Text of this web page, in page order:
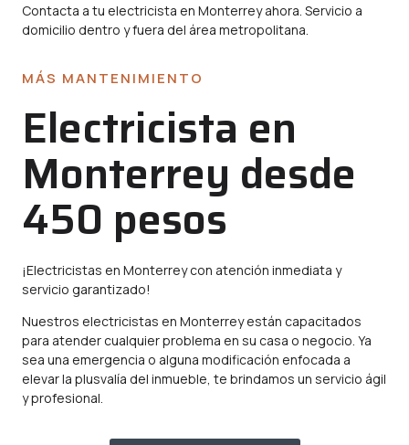
Contacta a tu electricista en Monterrey ahora. Servicio a
domicilio dentro y fuera del área metropolitana.
MÁS MANTENIMIENTO
Electricista en
Monterrey desde
450 pesos
¡Electricistas en Monterrey con atención inmediata y
servicio garantizado!
Nuestros electricistas en Monterrey están capacitados
para atender cualquier problema en su casa o negocio. Ya
sea una emergencia o alguna modificación enfocada a
elevar la plusvalía del inmueble, te brindamos un servicio ágil
y profesional.